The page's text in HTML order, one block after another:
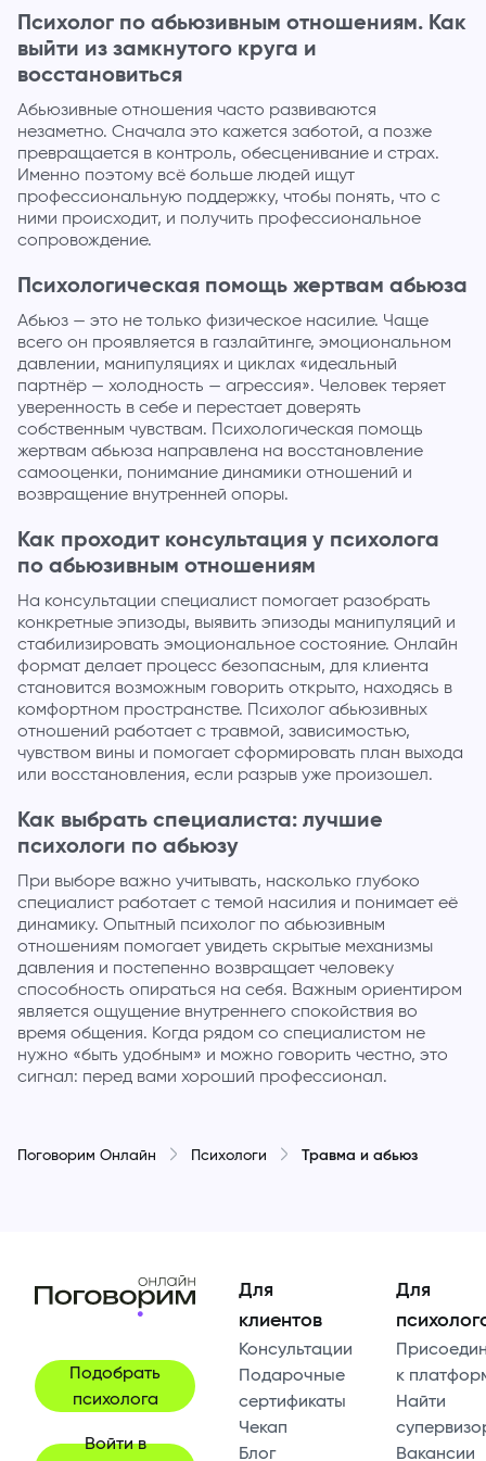
Психолог по абьюзивным отношениям. Как
выйти из замкнутого круга и
восстановиться
Абьюзивные отношения часто развиваются
незаметно. Сначала это кажется заботой, а позже
превращается в контроль, обесценивание и страх.
Именно поэтому всё больше людей ищут
профессиональную поддержку, чтобы понять, что с
ними происходит, и получить профессиональное
сопровождение.
Психологическая помощь жертвам абьюза
Абьюз — это не только физическое насилие. Чаще
всего он проявляется в газлайтинге, эмоциональном
давлении, манипуляциях и циклах «идеальный
партнёр — холодность — агрессия». Человек теряет
уверенность в себе и перестает доверять
собственным чувствам. Психологическая помощь
жертвам абьюза направлена на восстановление
самооценки, понимание динамики отношений и
возвращение внутренней опоры.
Как проходит консультация у психолога
по абьюзивным отношениям
На консультации специалист помогает разобрать
конкретные эпизоды, выявить эпизоды манипуляций и
стабилизировать эмоциональное состояние. Онлайн
формат делает процесс безопасным, для клиента
становится возможным говорить открыто, находясь в
комфортном пространстве. Психолог абьюзивных
отношений работает с травмой, зависимостью,
чувством вины и помогает сформировать план выхода
или восстановления, если разрыв уже произошел.
Как выбрать специалиста: лучшие
психологи по абьюзу
При выборе важно учитывать, насколько глубоко
специалист работает с темой насилия и понимает её
динамику. Опытный психолог по абьюзивным
отношениям помогает увидеть скрытые механизмы
давления и постепенно возвращает человеку
способность опираться на себя. Важным ориентиром
является ощущение внутреннего спокойствия во
время общения. Когда рядом со специалистом не
нужно «быть удобным» и можно говорить честно, это
сигнал: перед вами хороший профессионал.
Поговорим Онлайн Психологи Травма и абьюз
Подобрать
психолога
Войти в
Для
клиентов
Консультации
Подарочные
сертификаты
Чекап
Блог
Для
к
Найти
Вакансии